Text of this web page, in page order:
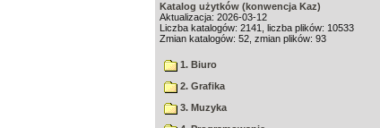
Katalog użytków (konwencja Kaz)
Aktualizacja: 2026-03-12
Liczba katalogów: 2141, liczba plików: 10533
Zmian katalogów: 52, zmian plików: 93
1. Biuro
2. Grafika
3. Muzyka